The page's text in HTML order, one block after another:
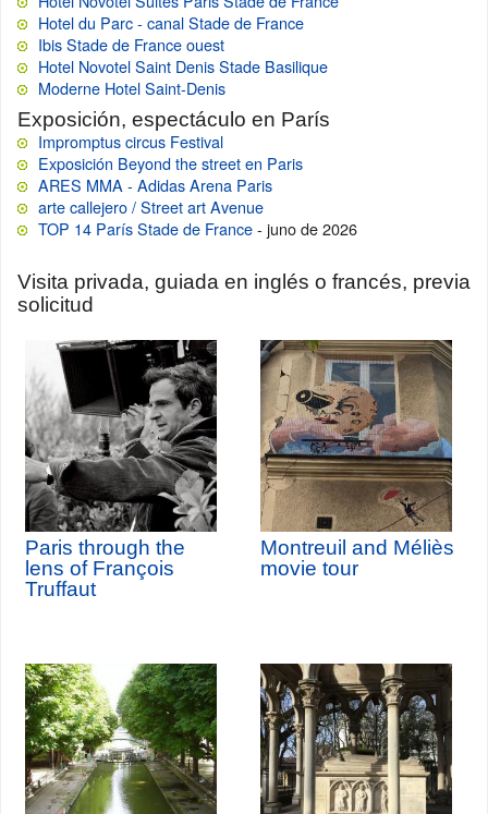
Hotel du Parc - canal Stade de France
Ibis Stade de France ouest
Hotel Novotel Saint Denis Stade Basilique
Moderne Hotel Saint-Denis
Exposición, espectáculo en París
Impromptus circus Festival
Exposición Beyond the street en Paris
ARES MMA - Adidas Arena Paris
arte callejero / Street art Avenue
TOP 14 París Stade de France- juno de 2026
Visita privada, guiada en inglés o francés, previa
solicitud
Paris through the
lens of François
Truffaut
Montreuil and Méliès
movie tour